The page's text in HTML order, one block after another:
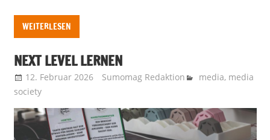
WEITERLESEN
NEXT LEVEL LERNEN
12. Februar 2026 Sumomag Redaktion media, media
society